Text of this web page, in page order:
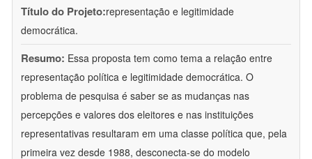
Título do Projeto:representação e legitimidade
democrática.
Resumo: Essa proposta tem como tema a relação entre
representação política e legitimidade democrática. O
problema de pesquisa é saber se as mudanças nas
percepções e valores dos eleitores e nas instituições
representativas resultaram em uma classe política que, pela
primeira vez desde 1988, desconecta-se do modelo